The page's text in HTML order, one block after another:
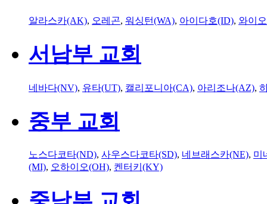
알라스카(AK), 오레곤, 워싱턴(WA), 아이다호(ID), 와이
서남부 교회
네바다(NV), 유타(UT), 캘리포니아(CA), 아리조나(AZ),
중부 교회
노스다코타(ND), 사우스다코타(SD), 네브래스카(NE), 미
(MI), 오하이오(OH), 켄터키(KY)